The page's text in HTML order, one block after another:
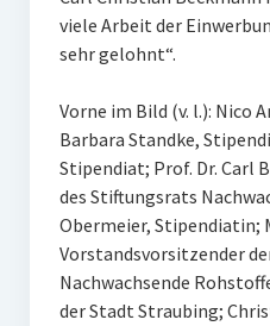
viele Arbeit der
sehr gelohnt“.
Vorne im Bild (v. l.): Nico
Barbara Standke,
Stipendiat; Prof. Dr. Carl
des Stiftungsrats
Obermeier, Stipendiatin;
Vorstandsvorsitzender
Nachwachsende
der Stadt Straubing;